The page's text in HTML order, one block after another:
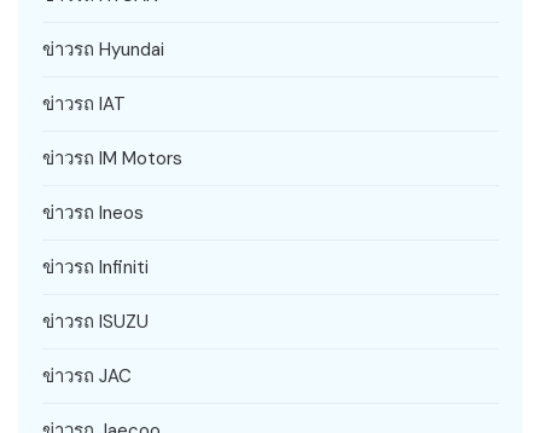
ข่าวรถ Hyundai
ข่าวรถ IAT
ข่าวรถ IM Motors
ข่าวรถ Ineos
ข่าวรถ Infiniti
ข่าวรถ ISUZU
ข่าวรถ JAC